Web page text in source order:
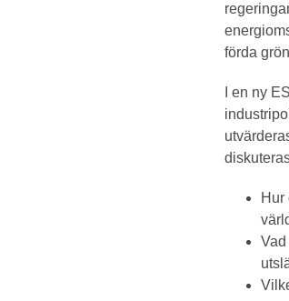
förda
I en ny
Hur